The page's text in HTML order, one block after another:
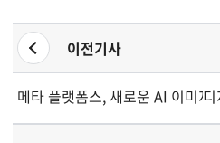
이전기사
메타 플랫폼스, 새로운 AI 이미지